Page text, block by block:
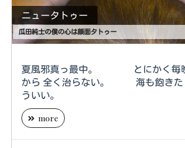
ニュータトゥー
瓜田純士の僕の心は顔面タトゥー
夏風邪真っ最中。 とにかく毎晩酒を浴びる
から 全く治らない。 海も飽きたし、 夏はも
ういい。
more